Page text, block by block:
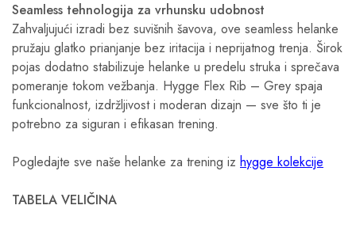
Seamless tehnologija za vrhunsku udobnost
Zahvaljujući izradi bez suvišnih šavova, ove seamless helanke
pružaju glatko prianjanje bez iritacija i neprijatnog trenja. Širok
pojas dodatno stabilizuje helanke u predelu struka i sprečava
pomeranje tokom vežbanja. Hygge Flex Rib – Grey spaja
funkcionalnost, izdržljivost i moderan dizajn — sve što ti je
potrebno za siguran i efikasan trening.
Pogledajte sve naše helanke za trening iz hygge kolekcije
TABELA VELIČINA